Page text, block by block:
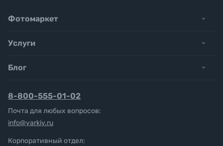
Фотомаркет
Услуги
Блог
8-800-555-01-02
Почта для любых вопросов:
info@yarkiy.ru
Корпоративный отдел: